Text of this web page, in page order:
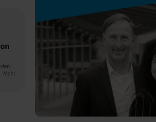
Mehr